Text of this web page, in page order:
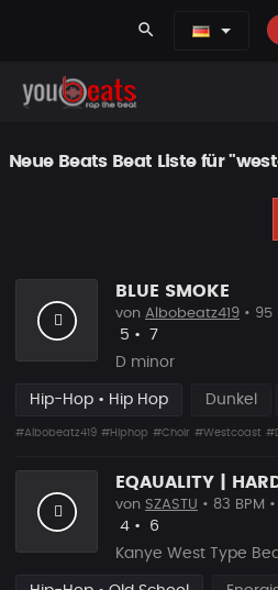
search
Neue Beats Beat Liste für
BLUE SMOKE
von Albobeatz419 • 95
Likes
5 • Vorgeschlagen
7
D minor
Hip-Hop • Hip Hop Dunkel
#Albobeatz419 #Hiphop #Choir #Westcoast
von SZASTU • 83 BPM
Likes
4 • Vorgeschlagen
6
Kanye West Type